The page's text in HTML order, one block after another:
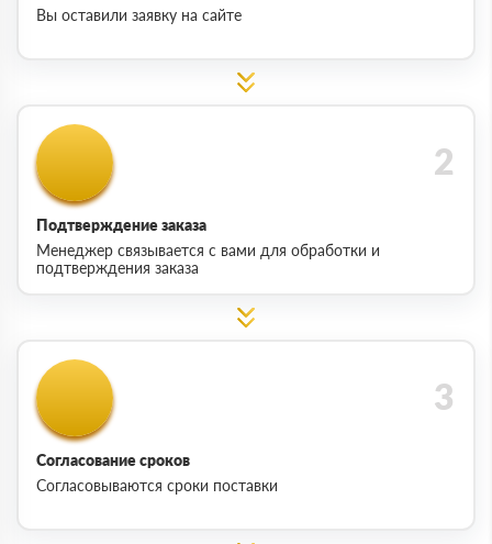
Вы оставили заявку на сайте
Подтверждение заказа
Менеджер связывается с вами для обработки и
подтверждения заказа
Согласование сроков
Согласовываются сроки поставки